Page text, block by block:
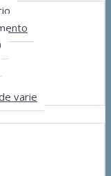
varie